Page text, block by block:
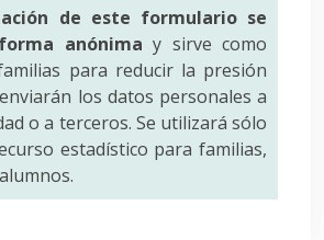
de este formulario se
anónima y sirve como
para reducir la presión
los datos personales a
o a terceros. Se utilizará sólo
estadístico para familias,